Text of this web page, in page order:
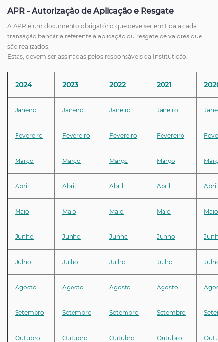
APR - Autorização de Aplicação e Resgate
A APR é um documento obrigatório que deve ser emitida a cada
transação bancária referente a aplicação ou resgate de valores que
são realizados.
Estas, devem ser assinadas pelos responsáveis da Institutição.
2024 2023 2022 2021
Janeiro Janeiro Janeiro Janeiro
Fevereiro Fevereiro Fevereiro Fevereiro
Março Março Março Março
Abril Abril Abril Abril Abril
Maio Maio Maio Maio Maio
Junho Junho Junho Junho
Julho Julho Julho Julho
Agosto Agosto Agosto Agosto
Setembro Setembro Setembro Setembro
Outubro Outubro Outubro Outubro